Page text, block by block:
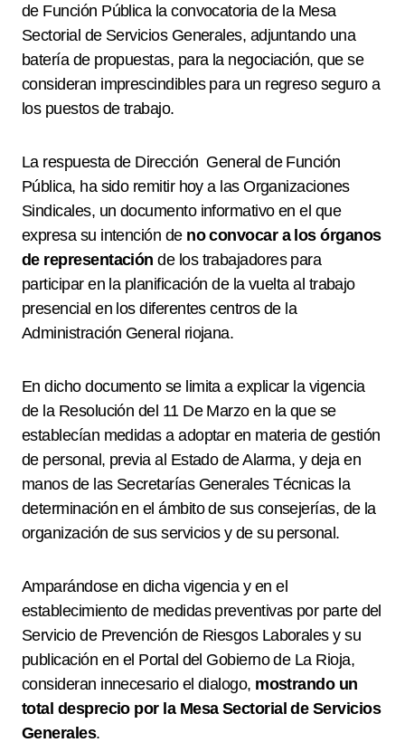
de Función Pública la convocatoria de la Mesa
Sectorial de Servicios Generales, adjuntando una
batería de propuestas, para la negociación, que se
consideran imprescindibles para un regreso seguro a
los puestos de trabajo.
La respuesta de Dirección General de Función
Pública, ha sido remitir hoy a las Organizaciones
Sindicales, un documento informativo en el que
expresa su intención de no convocar a los órganos
de representación de los trabajadores para
participar en la planificación de la vuelta al trabajo
presencial en los diferentes centros de la
Administración General riojana.
En dicho documento se limita a explicar la vigencia
de la Resolución del 11 De Marzo en la que se
establecían medidas a adoptar en materia de gestión
de personal, previa al Estado de Alarma, y deja en
manos de las Secretarías Generales Técnicas la
determinación en el ámbito de sus consejerías, de la
organización de sus servicios y de su personal.
Amparándose en dicha vigencia y en el
establecimiento de medidas preventivas por parte del
Servicio de Prevención de Riesgos Laborales y su
publicación en el Portal del Gobierno de La Rioja,
consideran innecesario el dialogo, mostrando un
total desprecio por la Mesa Sectorial de Servicios
Generales.